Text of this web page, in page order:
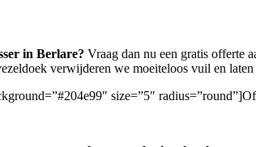
in Berlare? Vraag dan nu een gratis offerte
verwijderen we moeiteloos vuil en
size=”5″